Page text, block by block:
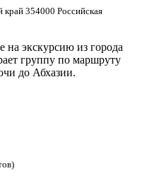
354000 Российская
на экскурсию из города
группу по маршруту
до Абхазии.